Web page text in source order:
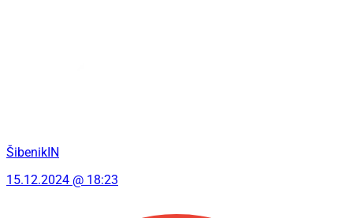
ŠibenikIN
15.12.2024 @ 18:23